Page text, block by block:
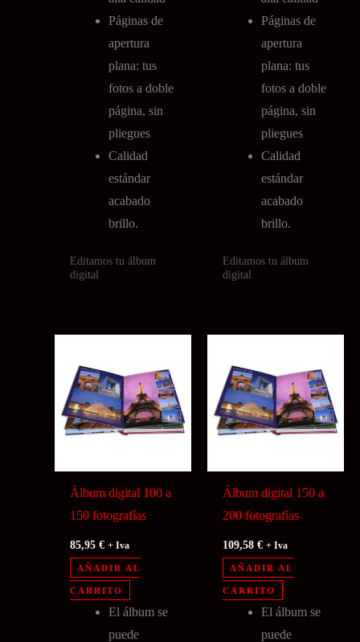
Páginas de
apertura
plana: tus
fotos a doble
página, sin
pliegues
Calidad
estándar
acabado
brillo.
Editamos tu álbum
digital
Páginas de
apertura
plana: tus
fotos a doble
página, sin
pliegues
Calidad
estándar
acabado
brillo.
Editamos tu álbum
digital
Álbum digital 100 a
150 fotografías
85,95€ + Iva
AÑADIR AL
CARRITO
El álbum se
puede
Álbum digital 150 a
200 fotografías
109,58€ + Iva
AÑADIR AL
CARRITO
El álbum se
puede